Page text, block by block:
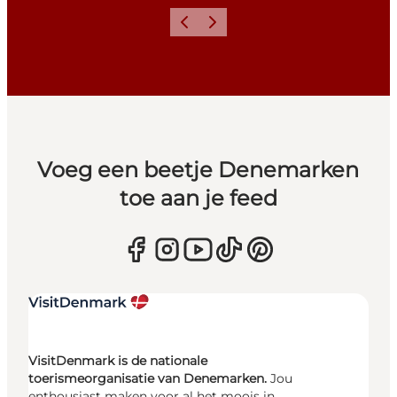
Vorige Volgende
Voeg een beetje Denemarken
toe aan je feed
VisitDenmark is de nationale
toerismeorganisatie van Denemarken. Jou